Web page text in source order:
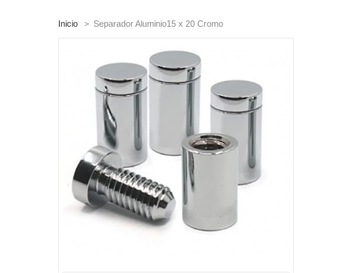
Inicio > Separador Aluminio15 x 20 Cromo